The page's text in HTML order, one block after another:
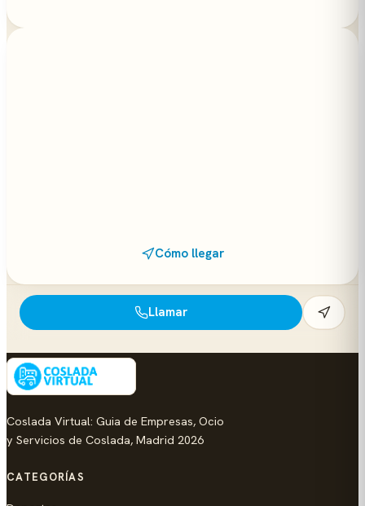
Cómo llegar
Llamar
Coslada Virtual: Guia de Empresas, Ocio
y Servicios de Coslada, Madrid 2026
CATEGORÍAS